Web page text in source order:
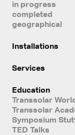
in progress
completed
geographical
Installations
Services
Education
Transsolar
Transsolar
Symposium
TED Talks